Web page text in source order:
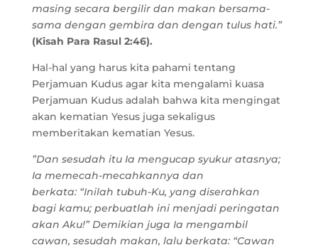
masing secara bergilir dan makan bersama-
sama dengan gembira dan dengan tulus hati.”
(Kisah Para Rasul 2:46).
Hal-hal yang harus kita pahami tentang
Perjamuan Kudus agar kita mengalami kuasa
Perjamuan Kudus adalah bahwa kita mengingat
akan kematian Yesus juga sekaligus
memberitakan kematian Yesus.
”Dan sesudah itu Ia mengucap syukur atasnya;
Ia memecah-mecahkannya dan
berkata: “Inilah tubuh-Ku, yang diserahkan
bagi kamu; perbuatlah ini menjadi peringatan
akan Aku!” Demikian juga Ia mengambil
cawan, sesudah makan, lalu berkata: “Cawan